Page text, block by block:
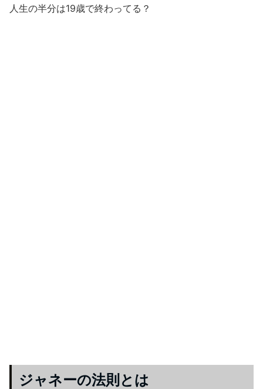
人生の半分は19歳で終わってる？
ジャネーの法則とは